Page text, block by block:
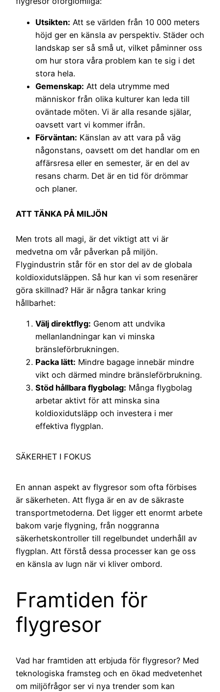
Utsikten: Att se världen från 10 000 meters
höjd ger en känsla av perspektiv. Städer och
landskap ser så små ut, vilket påminner oss
om hur stora våra problem kan te sig i det
stora hela.
Gemenskap: Att dela utrymme med
människor från olika kulturer kan leda till
oväntade möten. Vi är alla resande själar,
oavsett vart vi kommer ifrån.
Förväntan: Känslan av att vara på väg
någonstans, oavsett om det handlar om en
affärsresa eller en semester, är en del av
resans charm. Det är en tid för drömmar
och planer.
ATT TÄNKA PÅ MILJÖN
Men trots all magi, är det viktigt att vi är
medvetna om vår påverkan på miljön.
Flygindustrin står för en stor del av de globala
koldioxidutsläppen. Så hur kan vi som resenärer
göra skillnad? Här är några tankar kring
hållbarhet:
Välj direktflyg: Genom att undvika
mellanlandningar kan vi minska
bränsleförbrukningen.
Packa lätt: Mindre bagage innebär mindre
vikt och därmed mindre bränsleförbrukning.
Stöd hållbara flygbolag: Många flygbolag
arbetar aktivt för att minska sina
koldioxidutsläpp och investera i mer
effektiva flygplan.
SÄKERHET I FOKUS
En annan aspekt av flygresor som ofta förbises
är säkerheten. Att flyga är en av de säkraste
transportmetoderna. Det ligger ett enormt arbete
bakom varje flygning, från noggranna
säkerhetskontroller till regelbundet underhåll av
flygplan. Att förstå dessa processer kan ge oss
en känsla av lugn när vi kliver ombord.
Framtiden för
flygresor
Vad har framtiden att erbjuda för flygresor? Med
teknologiska framsteg och en ökad medvetenhet
om miljöfrågor ser vi nya trender som kan